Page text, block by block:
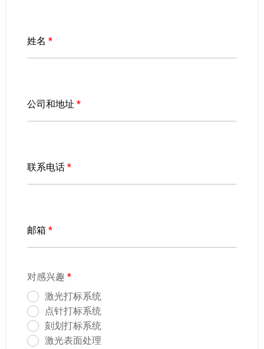
姓名 *
公司和地址 *
联系电话 *
邮箱 *
对感兴趣 *
激光打标系统
点针打标系统
刻划打标系统
激光表面处理